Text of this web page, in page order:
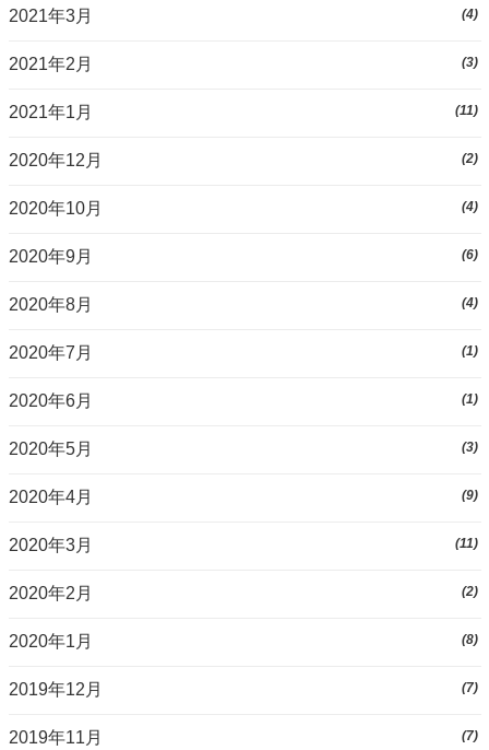
2021年3月 (4)
2021年2月 (3)
2021年1月 (11)
2020年12月 (2)
2020年10月 (4)
2020年9月 (6)
2020年8月 (4)
2020年7月 (1)
2020年6月 (1)
2020年5月 (3)
2020年4月 (9)
2020年3月 (11)
2020年2月 (2)
2020年1月 (8)
2019年12月 (7)
2019年11月 (7)